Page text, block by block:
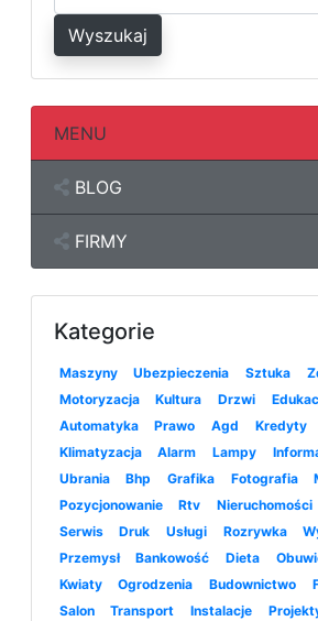
Wyszukaj
MENU
BLOG
FIRMY
Kategorie
Maszyny Ubezpieczenia Sztuka
Motoryzacja
Kultura Drzwi
Automatyka
Prawo Agd Kredyty
Klimatyzacja
Alarm Lampy
Ubrania
Bhp Grafika Fotografia
Pozycjonowanie
Rtv Nieruchomości
Serwis
Druk Usługi Rozrywka
Przemysł
Bankowość Dieta
Kwiaty
Ogrodzenia Budownictwo
Salon
Transport Instalacje